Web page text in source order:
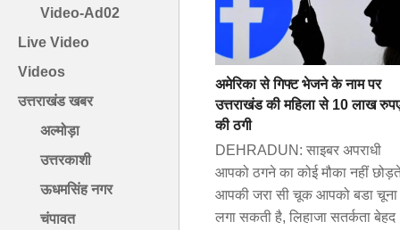
Video-Ad02
Live Video
Videos
उत्तराखंड खबर
अल्मोड़ा
उत्तरकाशी
ऊधमसिंह नगर
चंपावत
अमेरिका से गिफ्ट भेजने के नाम पर
उत्तराखंड की महिला से 10 लाख
की ठगी
DEHRADUN: साइबर अपराधी
आपको ठगने का कोई मौका नहीं
आपकी जरा सी चूक आपको बडा चूना
लगा सकती है, लिहाजा सतर्कता बेहद